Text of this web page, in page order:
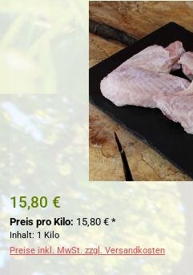
Bildergalerie überspringen
15,80 €
Preis pro Kilo: 15,80 € *
Inhalt: 1 Kilo
Preise inkl. MwSt. zzgl. Versandkosten